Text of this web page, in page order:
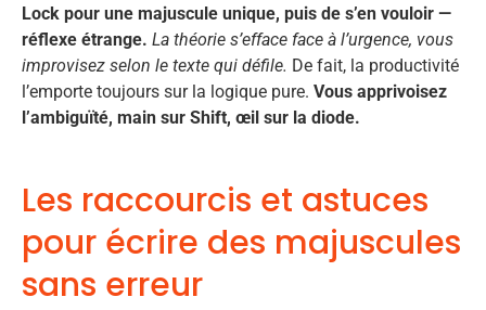
Lock pour une majuscule unique, puis de s’en vouloir —
réflexe étrange. La théorie s’efface face à l’urgence, vous
improvisez selon le texte qui défile. De fait, la productivité
l’emporte toujours sur la logique pure. Vous apprivoisez
l’ambiguïté, main sur Shift, œil sur la diode.
Les raccourcis et astuces
pour écrire des majuscules
sans erreur